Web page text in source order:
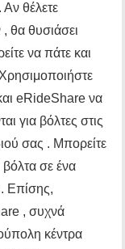
Αν θέλετε
θα θυσιάσει
να πάτε και
eRideShare να
για βόλτες στις
σας . Μπορείτε
βόλτα σε ένα
Επίσης,
, συχνά
κέντρα